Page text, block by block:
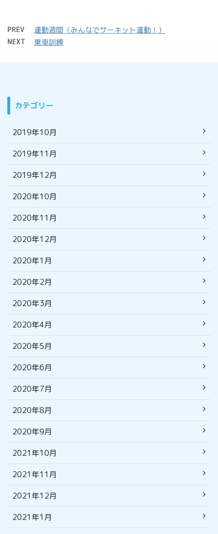
PREV 運動週間（みんなでサーキット運動！）
NEXT 乗車訓練
カテゴリー
2019年10月
2019年11月
2019年12月
2020年10月
2020年11月
2020年12月
2020年1月
2020年2月
2020年3月
2020年4月
2020年5月
2020年6月
2020年7月
2020年8月
2020年9月
2021年10月
2021年11月
2021年12月
2021年1月